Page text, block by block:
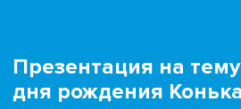
Презентация на
дня рождения